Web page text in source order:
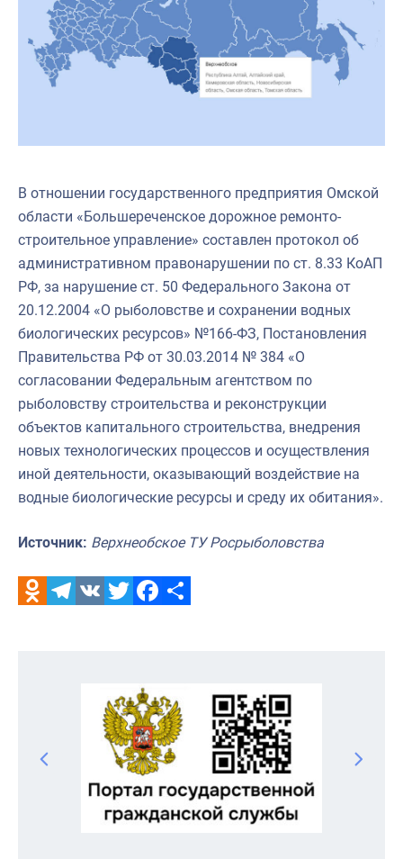
В отношении государственного предприятия Омской
области «Большереченское дорожное ремонто-
строительное управление» составлен протокол об
административном правонарушении по ст. 8.33 КоАП
РФ, за нарушение ст. 50 Федерального Закона от
20.12.2004 «О рыболовстве и сохранении водных
биологических ресурсов» №166-ФЗ, Постановления
Правительства РФ от 30.03.2014 № 384 «О
согласовании Федеральным агентством по
рыболовству строительства и реконструкции
объектов капитального строительства, внедрения
новых технологических процессов и осуществления
иной деятельности, оказывающий воздействие на
водные биологические ресурсы и среду их обитания».
Источник: Верхнеобское ТУ Росрыболовства